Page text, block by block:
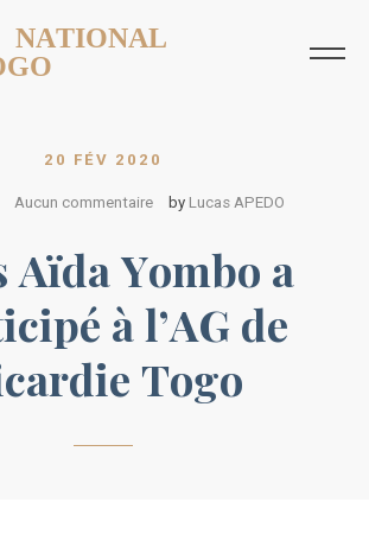
20 FÉV 2020
Aucun commentaire by Lucas APEDO
Aïda Yombo a
à l’AG de
Togo